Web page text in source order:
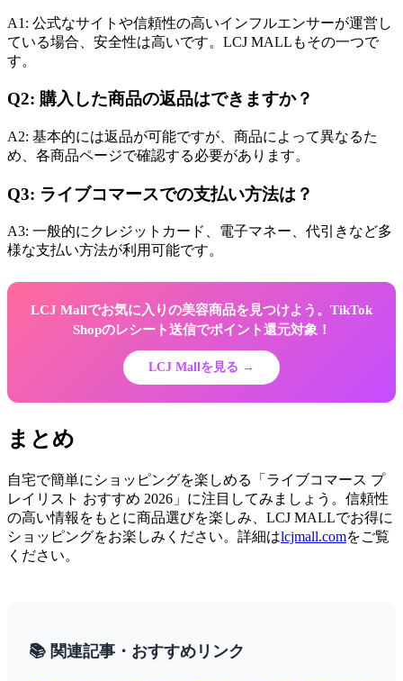
A1: 公式なサイトや信頼性の高いインフルエンサーが運営し
ている場合、安全性は高いです。LCJ MALLもその一つで
す。
Q2: 購入した商品の返品はできますか？
A2: 基本的には返品が可能ですが、商品によって異なるた
め、各商品ページで確認する必要があります。
Q3: ライブコマースでの支払い方法は？
A3: 一般的にクレジットカード、電子マネー、代引きなど多
様な支払い方法が利用可能です。
LCJ Mallでお気に入りの美容商品を見つけよう。TikTok
Shopのレシート送信でポイント還元対象！
LCJ Mallを見る →
まとめ
自宅で簡単にショッピングを楽しめる「ライブコマース プ
レイリスト おすすめ 2026」に注目してみましょう。信頼性
の高い情報をもとに商品選びを楽しみ、LCJ MALLでお得に
ショッピングをお楽しみください。詳細はlcjmall.comをご覧
ください。
📚 関連記事・おすすめリンク